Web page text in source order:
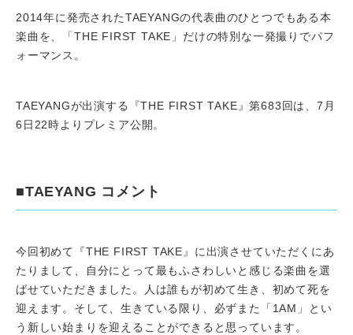
2014年に発売されたTAEYANGの代表曲のひとつでもある本
楽曲を、「THE FIRST TAKE」だけの特別な一発撮りでパフ
ォーマンス。
TAEYANGが出演する『THE FIRST TAKE』第683回は、7月
6日22時よりプレミア公開。
■TAEYANG コメント
今回初めて『THE FIRST TAKE』に出演させていただくにあ
たりまして、自分にとって最もふさわしいと感じる楽曲を選
ばせていただきました。人は誰もが初めて生き、初めて死を
迎えます。そして、生きている限り、必ずまた「1AM」とい
う新しい始まりを迎えることができると思っています。